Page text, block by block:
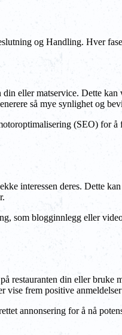
og Handling. Hver
eller matservice. Dette
så mye synlighet og
(SEO) for
interessen deres. Dette
som blogginnlegg eller
restauranten din eller
vise frem positive
annonsering for å nå